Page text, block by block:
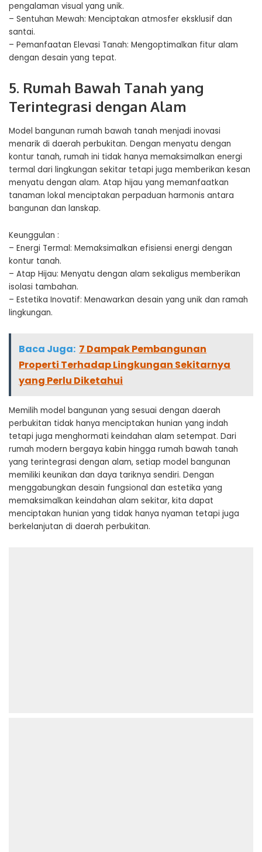
pengalaman visual yang unik.
– Sentuhan Mewah: Menciptakan atmosfer eksklusif dan
santai.
– Pemanfaatan Elevasi Tanah: Mengoptimalkan fitur alam
dengan desain yang tepat.
5. Rumah Bawah Tanah yang
Terintegrasi dengan Alam
Model bangunan rumah bawah tanah menjadi inovasi
menarik di daerah perbukitan. Dengan menyatu dengan
kontur tanah, rumah ini tidak hanya memaksimalkan energi
termal dari lingkungan sekitar tetapi juga memberikan kesan
menyatu dengan alam. Atap hijau yang memanfaatkan
tanaman lokal menciptakan perpaduan harmonis antara
bangunan dan lanskap.
Keunggulan :
– Energi Termal: Memaksimalkan efisiensi energi dengan
kontur tanah.
– Atap Hijau: Menyatu dengan alam sekaligus memberikan
isolasi tambahan.
– Estetika Inovatif: Menawarkan desain yang unik dan ramah
lingkungan.
Baca Juga: 7 Dampak Pembangunan
Properti Terhadap Lingkungan Sekitarnya
yang Perlu Diketahui
Memilih model bangunan yang sesuai dengan daerah
perbukitan tidak hanya menciptakan hunian yang indah
tetapi juga menghormati keindahan alam setempat. Dari
rumah modern bergaya kabin hingga rumah bawah tanah
yang terintegrasi dengan alam, setiap model bangunan
memiliki keunikan dan daya tariknya sendiri. Dengan
menggabungkan desain fungsional dan estetika yang
memaksimalkan keindahan alam sekitar, kita dapat
menciptakan hunian yang tidak hanya nyaman tetapi juga
berkelanjutan di daerah perbukitan.